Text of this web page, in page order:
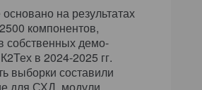
на результатах
компонентов,
собственных демо-
в 2024-2025 гг.
выборки составили
для СХД, модули